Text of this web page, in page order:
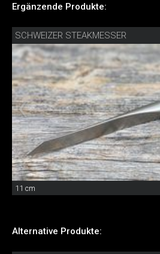
Ergänzende Produkte:
SCHWEIZER STEAKMESSER
11 cm
Alternative Produkte: